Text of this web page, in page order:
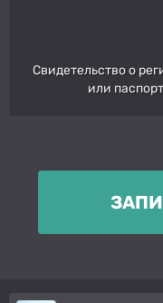
Свидетельство о
или